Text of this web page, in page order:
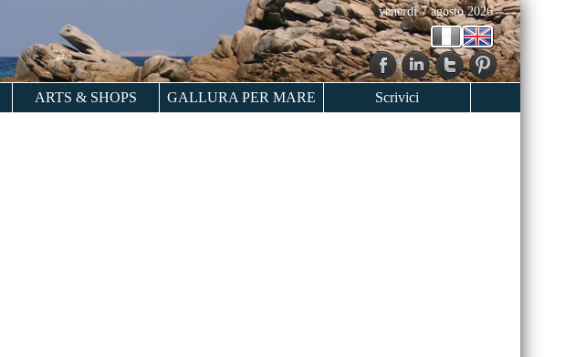
venerdì 7 agosto 2026
ARTS & SHOPS GALLURA PER MARE Scrivici